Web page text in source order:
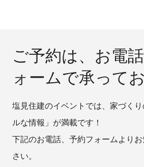
ご予約は、お電
ォームで承って
塩見住建のイベントでは、家づく
ルな情報」が満載です！
下記のお電話、予約フォームより
さい。